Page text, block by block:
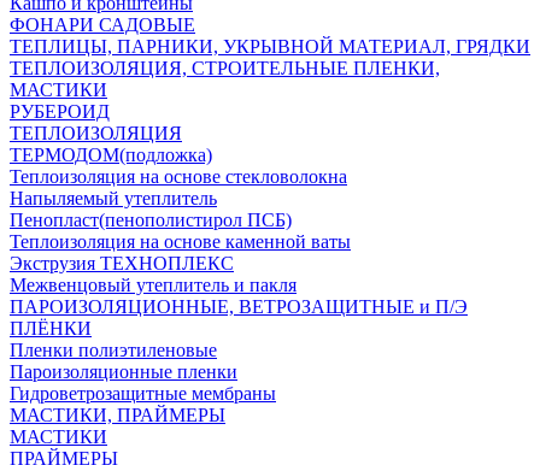
ФОНАРИ САДОВЫЕ
ТЕПЛИЦЫ, ПАРНИКИ, УКРЫВНОЙ МАТЕРИАЛ, ГРЯДКИ
ТЕПЛОИЗОЛЯЦИЯ, СТРОИТЕЛЬНЫЕ ПЛЕНКИ,
МАСТИКИ
РУБЕРОИД
ТЕПЛОИЗОЛЯЦИЯ
ТЕРМОДОМ(подложка)
Теплоизоляция на основе стекловолокна
Напыляемый утеплитель
Пенопласт(пенополистирол ПСБ)
Теплоизоляция на основе каменной ваты
Экструзия ТЕХНОПЛЕКС
Межвенцовый утеплитель и пакля
ПАРОИЗОЛЯЦИОННЫЕ, ВЕТРОЗАЩИТНЫЕ и П/Э
ПЛЁНКИ
Пленки полиэтиленовые
Пароизоляционные пленки
Гидроветрозащитные мембраны
МАСТИКИ, ПРАЙМЕРЫ
МАСТИКИ
ПРАЙМЕРЫ